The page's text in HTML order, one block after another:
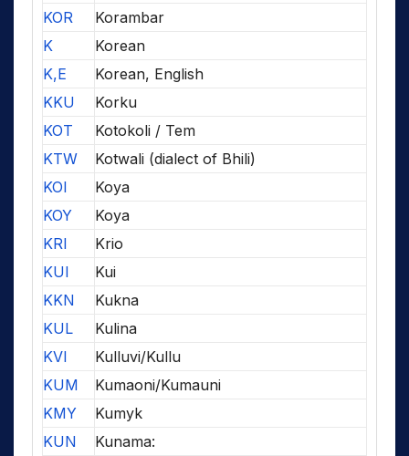
KOR
Korambar
K
Korean
K,E
Korean, English
KKU
Korku
KOT
Kotokoli / Tem
KTW
Kotwali (dialect of Bhili)
KOI
Koya
KOY
Koya
KRI
Krio
KUI
Kui
KKN
Kukna
KUL
Kulina
KVI
Kulluvi/Kullu
KUM
Kumaoni/Kumauni
KMY
Kumyk
KUN
Kunama: